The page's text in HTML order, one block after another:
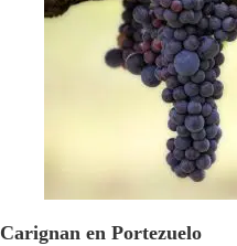
Carignan en Portezuelo